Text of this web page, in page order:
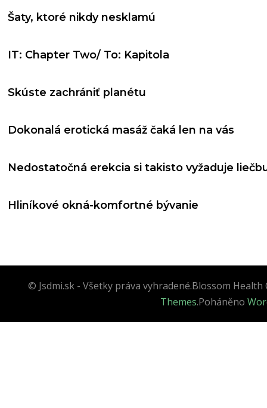
Šaty, ktoré nikdy nesklamú
IT: Chapter Two/ To: Kapitola
Skúste zachrániť planétu
Dokonalá erotická masáž čaká len na vás
Nedostatočná erekcia si takisto vyžaduje
Hliníkové okná-komfortné bývanie
© Jsdmi.sk - Všetky práva vyhradené.Blossom
Themes.Poháněno